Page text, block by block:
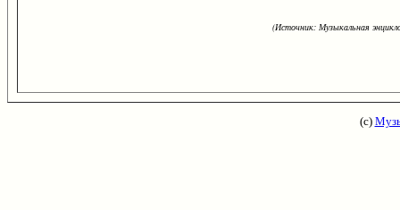
(Источник: Музыкальная
(с)